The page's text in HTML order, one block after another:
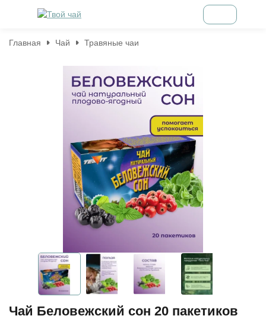
Главная Чай Травяные чаи
Чай Беловежский сон 20 пакетиков